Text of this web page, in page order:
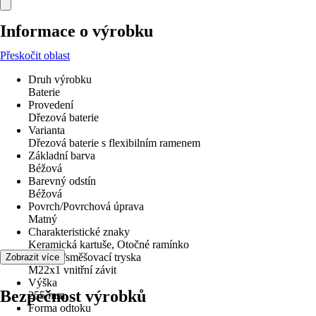
Informace o výrobku
Přeskočit oblast
Druh výrobku
Baterie
Provedení
Dřezová baterie
Varianta
Dřezová baterie s flexibilním ramenem
Základní barva
Béžová
Barevný odstín
Béžová
Povrch/Povrchová úprava
Matný
Charakteristické znaky
Keramická kartuše, Otočné ramínko
Perlátor/směšovací tryska
M22x1 vnitřní závit
Výška
255 mm
Forma odtoku
Zobrazit více
Bezpečnost výrobků